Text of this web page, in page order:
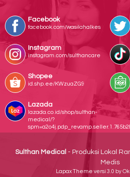
Facebook
facebook.com/wasilahalkes
Instagram
instagram.com/sulthancare
Shopee
id.shp.ee/KWzuaZG9
Lazada
lazada.co.id/shop/sulthan-
medical/?
Sulthan Medical - Produksi Lokal
Medis
Lapax Theme versi 3.0 by